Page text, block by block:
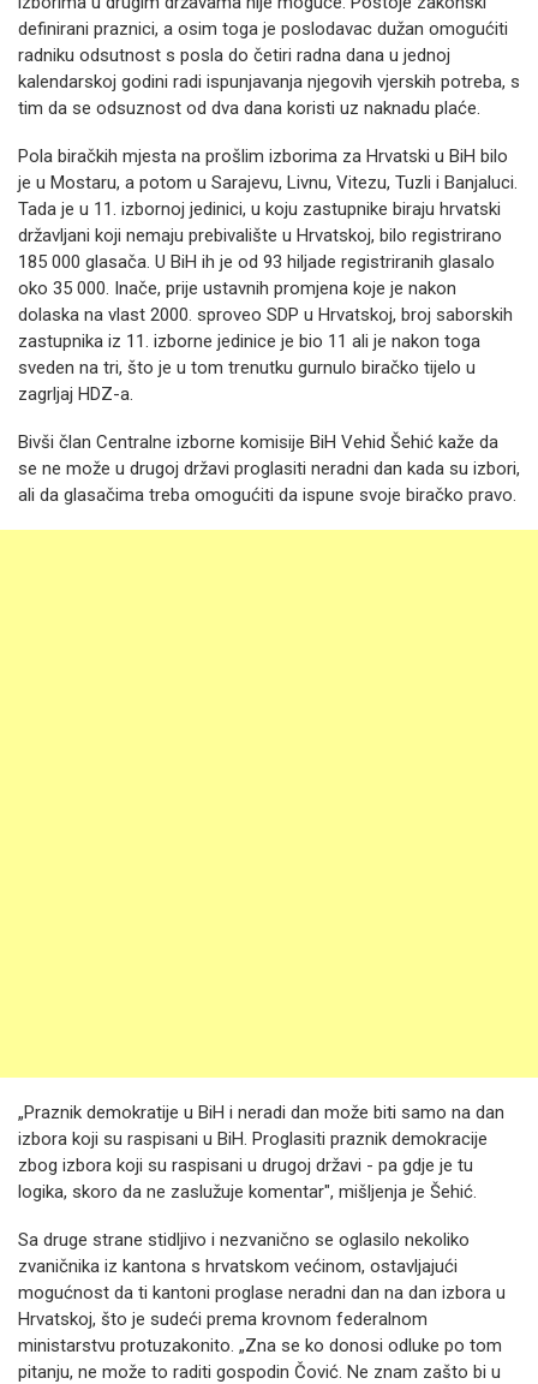
definirani praznici, a osim toga je poslodavac dužan omogućiti
radniku odsutnost s posla do četiri radna dana u jednoj
kalendarskoj godini radi ispunjavanja njegovih vjerskih potreba, s
tim da se odsuznost od dva dana koristi uz naknadu plaće.
Pola biračkih mjesta na prošlim izborima za Hrvatski u BiH bilo
je u Mostaru, a potom u Sarajevu, Livnu, Vitezu, Tuzli i Banjaluci.
Tada je u 11. izbornoj jedinici, u koju zastupnike biraju hrvatski
državljani koji nemaju prebivalište u Hrvatskoj, bilo registrirano
185 000 glasača. U BiH ih je od 93 hiljade registriranih glasalo
oko 35 000. Inače, prije ustavnih promjena koje je nakon
dolaska na vlast 2000. sproveo SDP u Hrvatskoj, broj saborskih
zastupnika iz 11. izborne jedinice je bio 11 ali je nakon toga
sveden na tri, što je u tom trenutku gurnulo biračko tijelo u
zagrljaj HDZ-a.
Bivši član Centralne izborne komisije BiH Vehid Šehić kaže da
se ne može u drugoj državi proglasiti neradni dan kada su izbori,
ali da glasačima treba omogućiti da ispune svoje biračko pravo.
„Praznik demokratije u BiH i neradi dan može biti samo na dan
izbora koji su raspisani u BiH. Proglasiti praznik demokracije
zbog izbora koji su raspisani u drugoj državi - pa gdje je tu
logika, skoro da ne zaslužuje komentar", mišljenja je Šehić.
Sa druge strane stidljivo i nezvanično se oglasilo nekoliko
zvaničnika iz kantona s hrvatskom većinom, ostavljajući
mogućnost da ti kantoni proglase neradni dan na dan izbora u
Hrvatskoj, što je sudeći prema krovnom federalnom
ministarstvu protuzakonito. „Zna se ko donosi odluke po tom
pitanju, ne može to raditi gospodin Čović. Ne znam zašto bi u